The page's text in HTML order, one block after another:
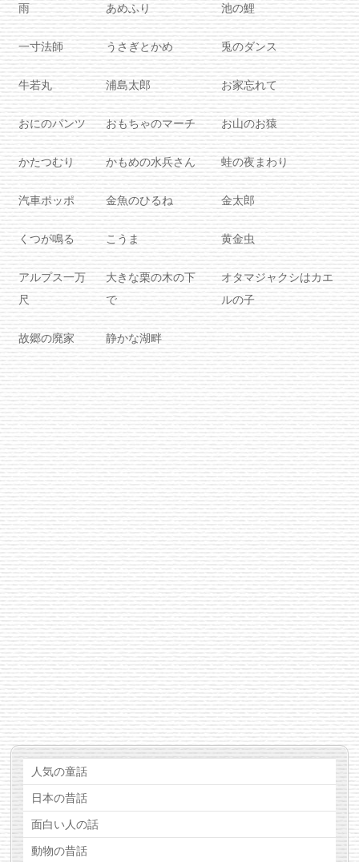
雨 あめふり 池の鯉
一寸法師 うさぎとかめ 兎のダンス
牛若丸 浦島太郎 お家忘れて
おにのパンツ おもちゃのマーチ お山のお猿
かたつむり かもめの水兵さん 蛙の夜まわり
汽車ポッポ 金魚のひるね 金太郎
くつが鳴る こうま 黄金虫
アルプス一万
尺
大きな栗の木の下
で
オタマジャクシはカエ
ルの子
故郷の廃家 静かな湖畔
人気の童話
日本の昔話
面白い人の話
動物の昔話